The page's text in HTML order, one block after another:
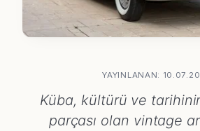
YAYINLANAN:
Küba, kültürü ve
parçası olan vintage